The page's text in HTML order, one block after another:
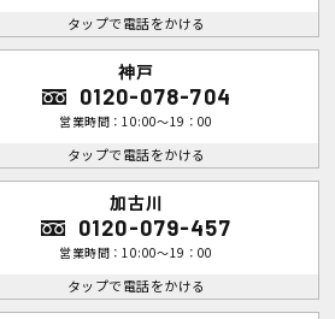
タップで電話をかける
神戸
0120-078-704
営業時間：10:00～19：00
タップで電話をかける
加古川
0120-079-457
営業時間：10:00～19：00
タップで電話をかける